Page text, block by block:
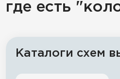
где есть
Каталоги схем